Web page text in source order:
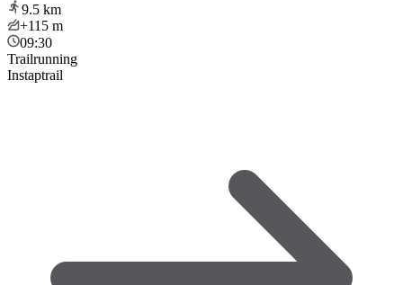
9.5 km
+115 m
09:30
Trailrunning
Instaptrail